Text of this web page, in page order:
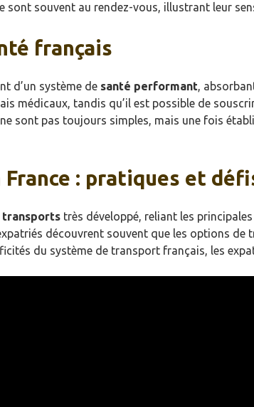
sont souvent au rendez-vous, illustrant leur
français
d’un système de santé performant,
médicaux, tandis qu’il est possible de
sont pas toujours simples, mais une fois
: pratiques et
transports très développé, reliant les
découvrent souvent que les options
du système de transport français, les